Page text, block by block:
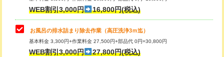
小便器トイレ脱着
その他部品の脱着 8,800円～
交換・取付（タンク）
WEB割引3,000円 16,800円(税込)
お風呂の排水詰まり除去作業（高圧洗浄3ｍ迄）
基本料金 3,300円+作業料金 27,500円+部品代 0円=30,800円
WEB割引3,000円 27,800円(税込)